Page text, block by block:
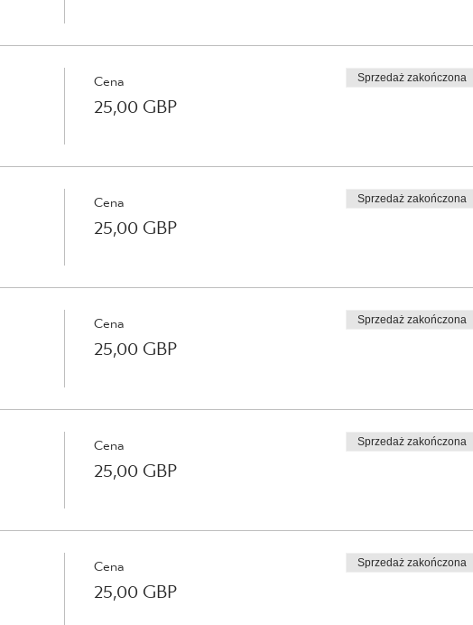
Cena
25,00 GBP
Sprzedaż zakończona
Cena
25,00 GBP
Sprzedaż zakończona
Cena
25,00 GBP
Sprzedaż zakończona
Cena
25,00 GBP
Sprzedaż zakończona
Cena
25,00 GBP
Sprzedaż zakończona